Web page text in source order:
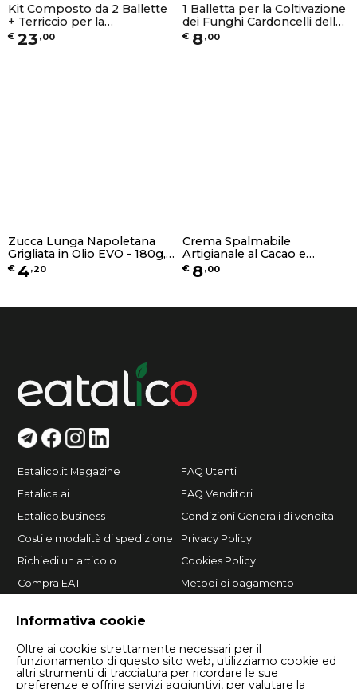
Kit Composto da 2 Ballette
+ Terriccio per la
Coltivazione del Fungo
Cardoncello della Murgia
€ 23 ,00
1 Balletta per la Coltivazione
dei Funghi Cardoncelli della
Murgia in Casa
€ 8,00
Zucca Lunga Napoletana
Grigliata in Olio EVO - 180g,
580g o 1,7Kg
€ 4,20
Crema Spalmabile
Artigianale al Cacao e
Nocciola - Senza Glutine e
Senza Lattosio - 250g
€ 8,00
Informativa cookie
Oltre ai cookie strettamente necessari per il
funzionamento di questo sito web, utilizziamo cookie ed
altri strumenti di tracciatura per ricordare le sue
preferenze e offrire servizi aggiuntivi, per valutare la
Eatalico.it Magazine
Eatalica.ai
Eatalico.business
Costi e modalità di spedizione
Richiedi un articolo
Compra EAT
FAQ Utenti
FAQ Venditori
Condizioni Generali di vendita
Privacy Policy
Cookies Policy
Metodi di pagamento